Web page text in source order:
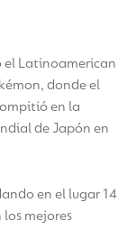
el Latinoamerican
donde el
en la
de Japón en
en el lugar 14
mejores